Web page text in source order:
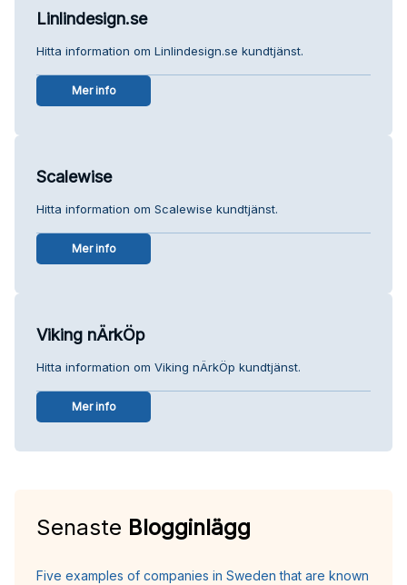
Linlindesign.se
Hitta information om Linlindesign.se kundtjänst.
Mer info
Scalewise
Hitta information om Scalewise kundtjänst.
Mer info
Viking nÄrkÖp
Hitta information om Viking nÄrkÖp kundtjänst.
Mer info
Senaste Blogginlägg
Five examples of companies in Sweden that are known